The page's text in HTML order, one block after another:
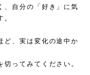
、自分の「好き」に気
ど、実は変化の途中か
ってみてください。